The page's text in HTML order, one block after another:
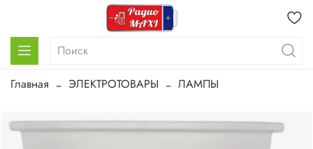
Главная ЭЛЕКТРОТОВАРЫ ЛАМПЫ